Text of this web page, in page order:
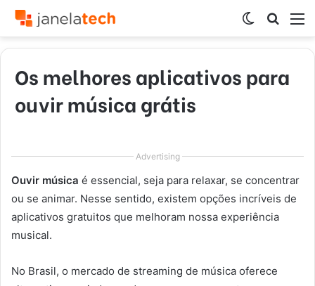
por
Switch
skin
Os melhores aplicativos para
ouvir música grátis
Advertising
Ouvir música é essencial, seja para relaxar, se concentrar
ou se animar. Nesse sentido, existem opções incríveis de
aplicativos gratuitos que melhoram nossa experiência
musical.
No Brasil, o mercado de streaming de música oferece